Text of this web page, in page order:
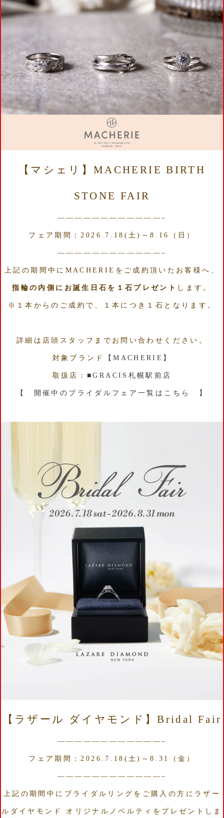
【マシェリ】MACHERIE BIRTH
STONE FAIR
————————————–
フェア期間：2026.7.18(土)～8.16（日）
————————————–
上記の期間中に MACHERIE をご成約頂いたお客様へ、
指輪の内側にお誕生日石を１石プレゼント します。
※１本からのご成約で、１本につき１石となります。
詳細は店頭スタッフまでお問い合わせください。
対象ブランド 【MACHERIE 】
取扱店：■GRACIS札幌駅前店
【 開催中のブライダルフェア一覧はこちら 】
【ラザール ダイヤモンド】Bridal Fair
————————————–
フェア期間：2026.7.18(土)～8.31（金）
————————————–
上記の期間中にブライダルリングをご購入の方にラザー
ルダイヤモンド オリジナルノベルティをプレゼントしま